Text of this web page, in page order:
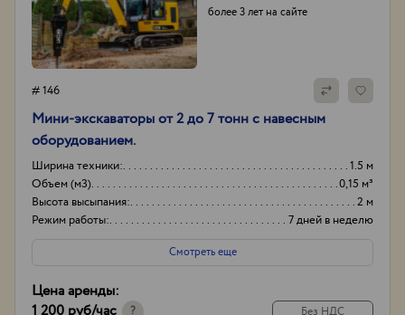
более 3 лет на сайте
# 146
Мини-экскаваторы от 2 до 7 тонн с навесным
оборудованием.
Ширина техники:
1.5 м
Объем (м3)
0,15 м³
Высота высыпания:
2 м
Режим работы:
7 дней в неделю
Смотреть еще
Цена аренды:
? Без НДС